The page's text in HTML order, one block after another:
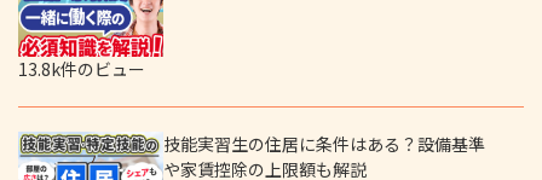
13.8k件のビュー
技能実習生の住居に条件はある？設備基準
や家賃控除の上限額も解説